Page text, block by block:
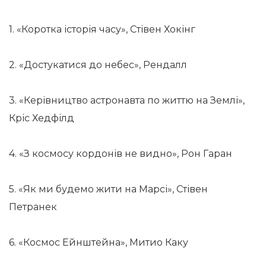
1. «Коротка історія часу», Стівен Хокінг
2. «Достукатися до небес», Рендалл
3. «Керівництво астронавта по життю на Землі»,
Кріс Хедфілд
4. «З космосу кордонів не видно», Рон Гаран
5. «Як ми будемо жити на Марсі», Стівен
Петранек
6. «Космос Ейнштейна», Митио Каку